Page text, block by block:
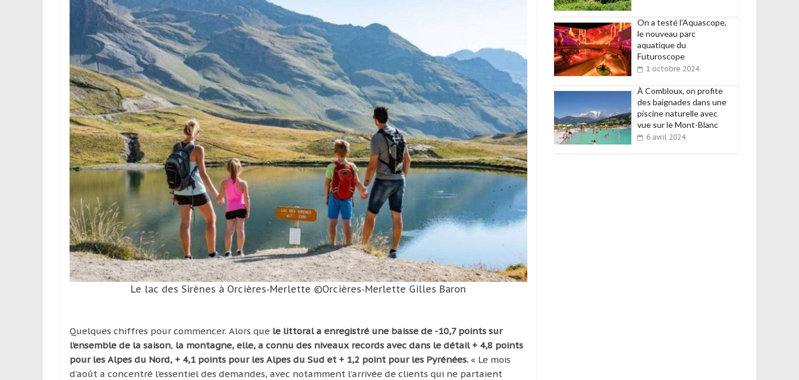
déplacent
France
l’étranger
pour
assouvir
leur
passion,
tout
profitant
découverte
culturelle
d’un
pays
Le lac des Sirènes à Orcières-Merlette ©Orcières-Merlette Gilles Baron
Quelques chiffres pour commencer. Alors que le littoral a enregistré une baisse de -10,7 points sur
l’ensemble de la saison, la montagne, elle, a connu des niveaux records avec dans le détail + 4,8 points
pour les Alpes du Nord, + 4,1 points pour les Alpes du Sud et + 1,2 point pour les Pyrénées. « Le mois
d’août a concentré l’essentiel des demandes, avec notamment l’arrivée de clients qui ne partaient
On a testé l’Aquascope,
le nouveau parc
aquatique du
Futuroscope
1 octobre 2024
À Combloux, on profite
des baignades dans une
piscine naturelle avec
vue sur le Mont-Blanc
6 avril 2024